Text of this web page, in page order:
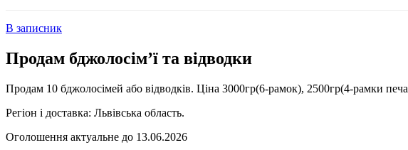
В записник
Продам бджолосімʼї та відводки
Продам 10 бджолосімей або відводків. Ціна 3000гр(6-рамок), 2500гр(4-рамки
Регіон і доставка: Львівська область.
Оголошення актуальне до 13.06.2026